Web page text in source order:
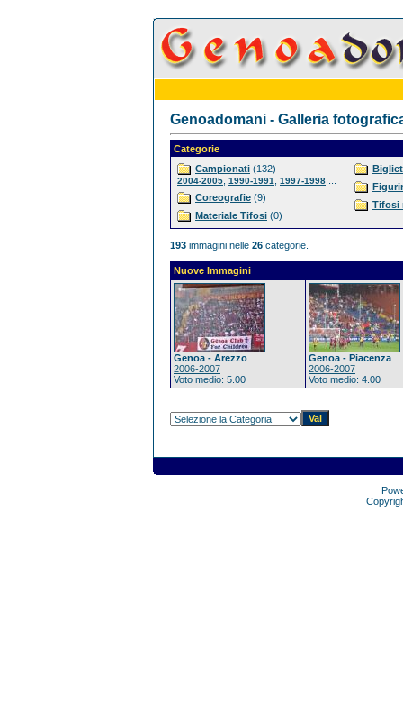
Genoadomani - Galleria
Categorie
Campionati (132)
2004-2005 1990-1991 1997-1998
Coreografie (9)
Materiale Tifosi (0)
Tifosi
193 immagini nelle 26 categorie.
Nuove Immagini
Genoa - Arezzo
2006-2007
Voto medio: 5.00
Genoa - Piacenza
2006-2007
Voto medio: 4.00